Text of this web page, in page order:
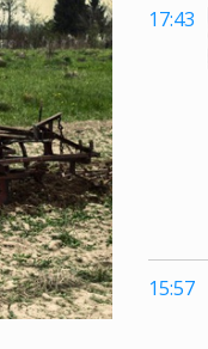
17:43
15:57